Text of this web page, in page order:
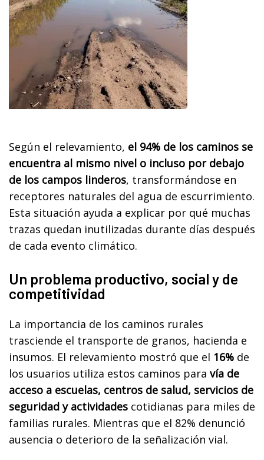
Según el relevamiento, el 94% de los caminos se
encuentra al mismo nivel o incluso por debajo
de los campos linderos, transformándose en
receptores naturales del agua de escurrimiento.
Esta situación ayuda a explicar por qué muchas
trazas quedan inutilizadas durante días después
de cada evento climático.
Un problema productivo, social y de
competitividad
La importancia de los caminos rurales
trasciende el transporte de granos, hacienda e
insumos. El relevamiento mostró que el 16% de
los usuarios utiliza estos caminos para vía de
acceso a escuelas, centros de salud, servicios de
seguridad y actividades cotidianas para miles de
familias rurales. Mientras que el 82% denunció
ausencia o deterioro de la señalización vial.